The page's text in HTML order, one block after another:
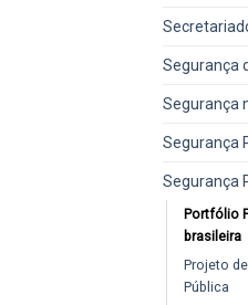
Segurança
Segurança
Segurança
Segurança
Portfólio
brasileira
Projeto
Pública